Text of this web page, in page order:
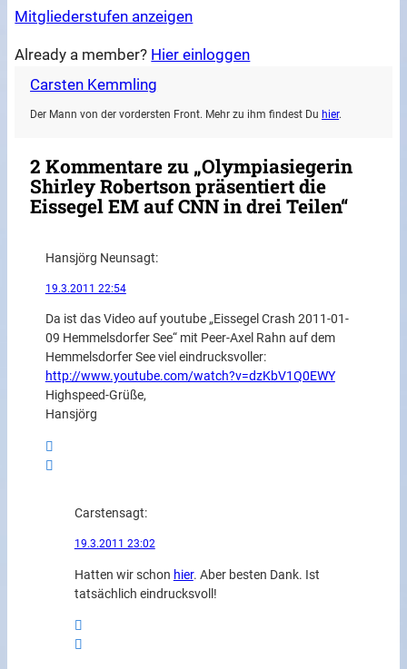
Mitgliederstufen anzeigen
Already a member? Hier einloggen
Carsten Kemmling
Der Mann von der vordersten Front. Mehr zu ihm findest Du hier.
2 Kommentare zu „Olympiasiegerin
Shirley Robertson präsentiert die
Eissegel EM auf CNN in drei Teilen“
Hansjörg Neunsagt:
19.3.2011 22:54
Da ist das Video auf youtube „Eissegel Crash 2011-01-
09 Hemmelsdorfer See“ mit Peer-Axel Rahn auf dem
Hemmelsdorfer See viel eindrucksvoller:
http://www.youtube.com/watch?v=dzKbV1Q0EWY
Highspeed-Grüße,
Hansjörg
Carstensagt:
19.3.2011 23:02
Hatten wir schon hier. Aber besten Dank. Ist
tatsächlich eindrucksvoll!